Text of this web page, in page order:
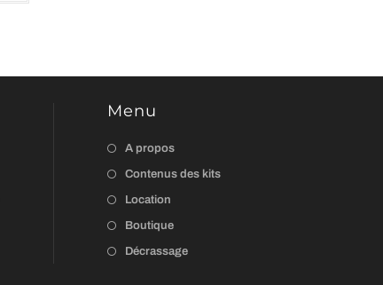
Menu
A propos
Contenus des kits
Location
Boutique
Décrassage